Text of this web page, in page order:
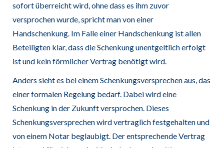
sofort überreicht wird, ohne dass es ihm zuvor
versprochen wurde, spricht man von einer
Handschenkung. Im Falle einer Handschenkung ist allen
Beteiligten klar, dass die Schenkung unentgeltlich erfolgt
ist und kein förmlicher Vertrag benötigt wird.
Anders sieht es bei einem Schenkungsversprechen aus, das
einer formalen Regelung bedarf. Dabei wird eine
Schenkung in der Zukunft versprochen. Dieses
Schenkungsversprechen wird vertraglich festgehalten und
von einem Notar beglaubigt. Der entsprechende Vertrag